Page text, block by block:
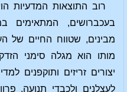
רוב התוצאות המדעיות
בעכברושים, המתאימים
מבינים, שטווח החיים של
מותו הוא מגלה סימני
יצורים זריזים ותוקפנים
לעצלנים ולכבדי תנועה.